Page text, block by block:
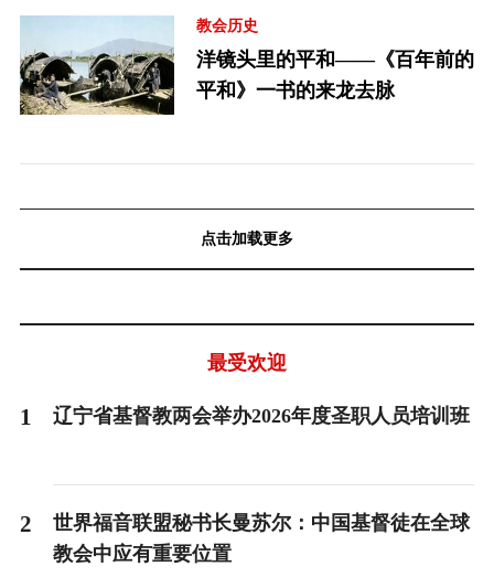
教会历史
洋镜头里的平和——《百年前的
平和》一书的来龙去脉
点击加载更多
最受欢迎
1 辽宁省基督教两会举办2026年度圣职人员培训班
2
世界福音联盟秘书长曼苏尔：中国基督徒在全球
教会中应有重要位置